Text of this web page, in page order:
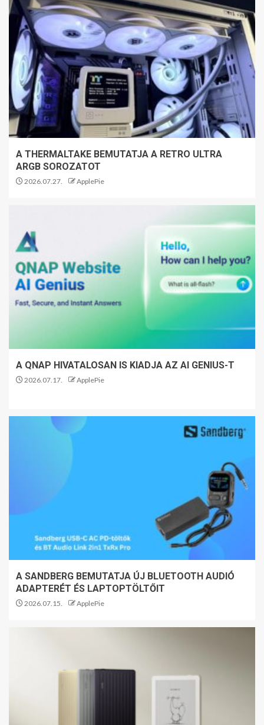
A THERMALTAKE BEMUTATJA A RETRO ULTRA
ARGB SOROZATOT
2026.07.27. ApplePie
A QNAP HIVATALOSAN IS KIADJA AZ AI GENIUS-T
2026.07.17. ApplePie
A SANDBERG BEMUTATJA ÚJ BLUETOOTH AUDIÓ
ADAPTERÉT ÉS LAPTOPTÖLTŐIT
2026.07.15. ApplePie